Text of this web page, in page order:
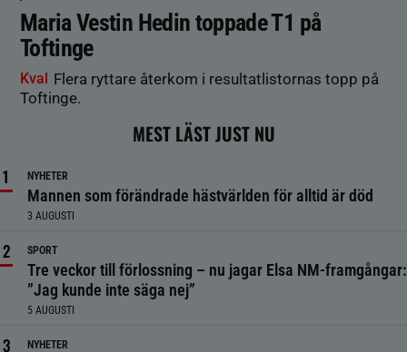
Maria Vestin Hedin toppade T1 på
Toftinge
Kval Flera ryttare återkom i resultatlistornas topp på
Toftinge.
MEST LÄST JUST NU
NYHETER
Mannen som förändrade hästvärlden för alltid är död
3 AUGUSTI
SPORT
Tre veckor till förlossning – nu jagar Elsa NM-framgångar:
”Jag kunde inte säga nej”
5 AUGUSTI
NYHETER